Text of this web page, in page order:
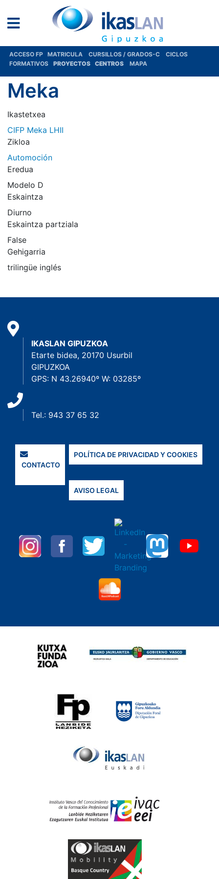
ACCESO FP MATRICULA CURSILLOS / GRADOS-C
CICLOS
FORMATIVOS
PROYECTOS CENTROS MAPA
Meka
Ikastetxea
CIFP Meka LHII
Zikloa
Automoción
Eredua
Modelo D
Eskaintza
Diurno
Eskaintza partziala
False
Gehigarria
trilingüe inglés
IKASLAN GIPUZKOA
Etarte bidea, 20170 Usurbil
GIPUZKOA
GPS: N 43.26940º W: 03285º
Tel.: 943 37 65 32
CONTACTO
POLÍTICA DE PRIVACIDAD Y COOKIES
AVISO LEGAL